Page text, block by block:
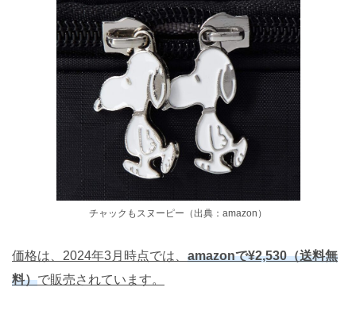
チャックもスヌーピー（出典：amazon）
価格は、2024年3月時点では、 amazonで¥2,530（送料無
料）で販売されています。